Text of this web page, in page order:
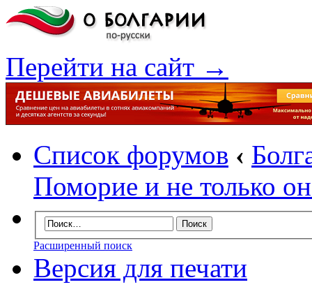
Перейти на сайт →
Список форумов ‹
Поморие и не только
Расширенный поиск
Версия для печати